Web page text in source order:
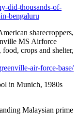
did-thousands-of-
bengaluru
sharecroppers,
MS Airforce
crops and shelter,
air-force-base/
in Munich, 1980s
Malaysian prime